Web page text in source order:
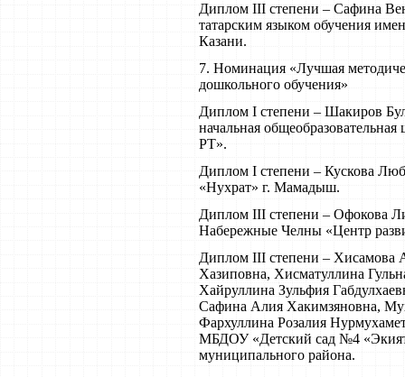
Диплом III степени – Сафина
татарским языком обучения
Казани.
7. Номинация «Лучшая
дошкольного обучения»
Диплом I степени – Шакиров
начальная
РТ».
Диплом I степени – Кускова
«Нухрат» г. Мамадыш.
Диплом III степени – Офокова
Набережные Челны «Центр
Диплом III степени – Хисамова
Хазиповна, Хисматуллина
Хайруллина Зульфия
Сафина Алия Хакимзяновна,
Фархуллина Розалия
МБДОУ «Детский сад №4
муниципального района.